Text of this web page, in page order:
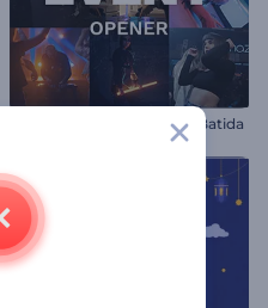
Abertura de Eventos com Batida